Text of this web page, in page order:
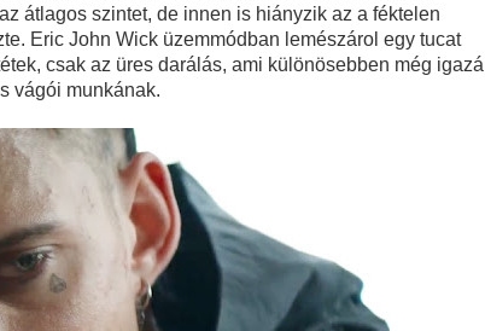
átlagos szintet, de innen is hiányzik az a féktelen
Eric John Wick üzemmódban lemészárol egy tucat
csak az üres darálás, ami különösebben még
vágói munkának.